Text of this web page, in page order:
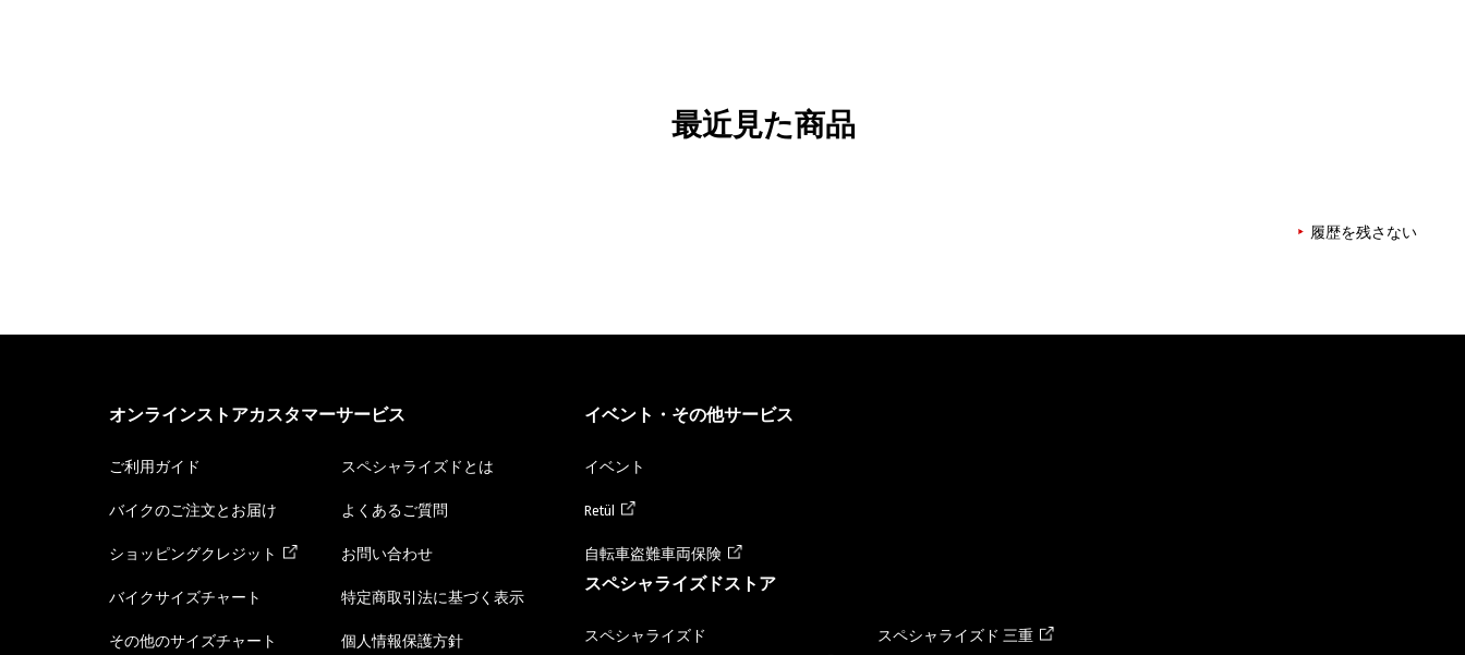
最近見た商品
履歴を残さない
オンラインストアカスタマーサービス
ご利用ガイド
バイクのご注文とお届け
ショッピングクレジット
バイクサイズチャート
その他のサイズチャート
スペシャライズドとは
よくあるご質問
お問い合わせ
特定商取引法に基づく表示
個人情報保護方針
イベント・その他サービス
イベント
Retül
自転車盗難車両保険
スペシャライズドストア
スペシャライズド
スペシャライズド 三重